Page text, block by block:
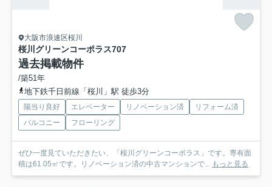
大阪市浪速区桜川
桜川グリーンコーポラス707
過去掲載物件
/築51年
地下鉄千日前線「桜川」駅 徒歩3分
陽当り良好 エレベーター リノベーション済
リフォーム済
バルコニー
フローリング
ぜひ一度見ていただきたい、「桜川グリーンコーポラス」です。専有面
積は61.05㎡です。リノベーション済の中古マンションで...
もっと見る